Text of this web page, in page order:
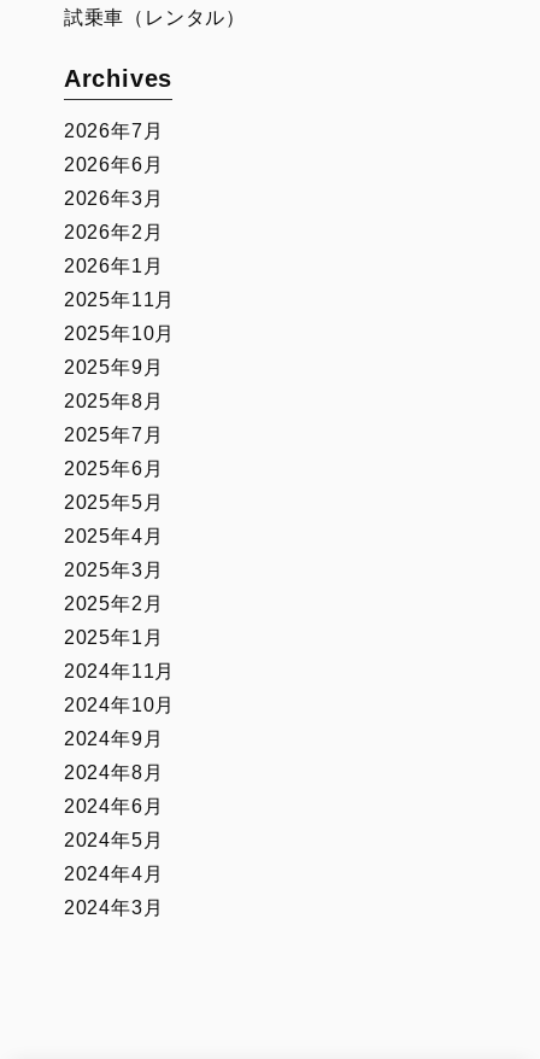
試乗車（レンタル）
Archives
2026年7月
2026年6月
2026年3月
2026年2月
2026年1月
2025年11月
2025年10月
2025年9月
2025年8月
2025年7月
2025年6月
2025年5月
2025年4月
2025年3月
2025年2月
2025年1月
2024年11月
2024年10月
2024年9月
2024年8月
2024年6月
2024年5月
2024年4月
2024年3月